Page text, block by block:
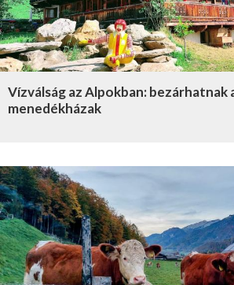
Vízválság az Alpokban: bezárhatnak
menedékházak